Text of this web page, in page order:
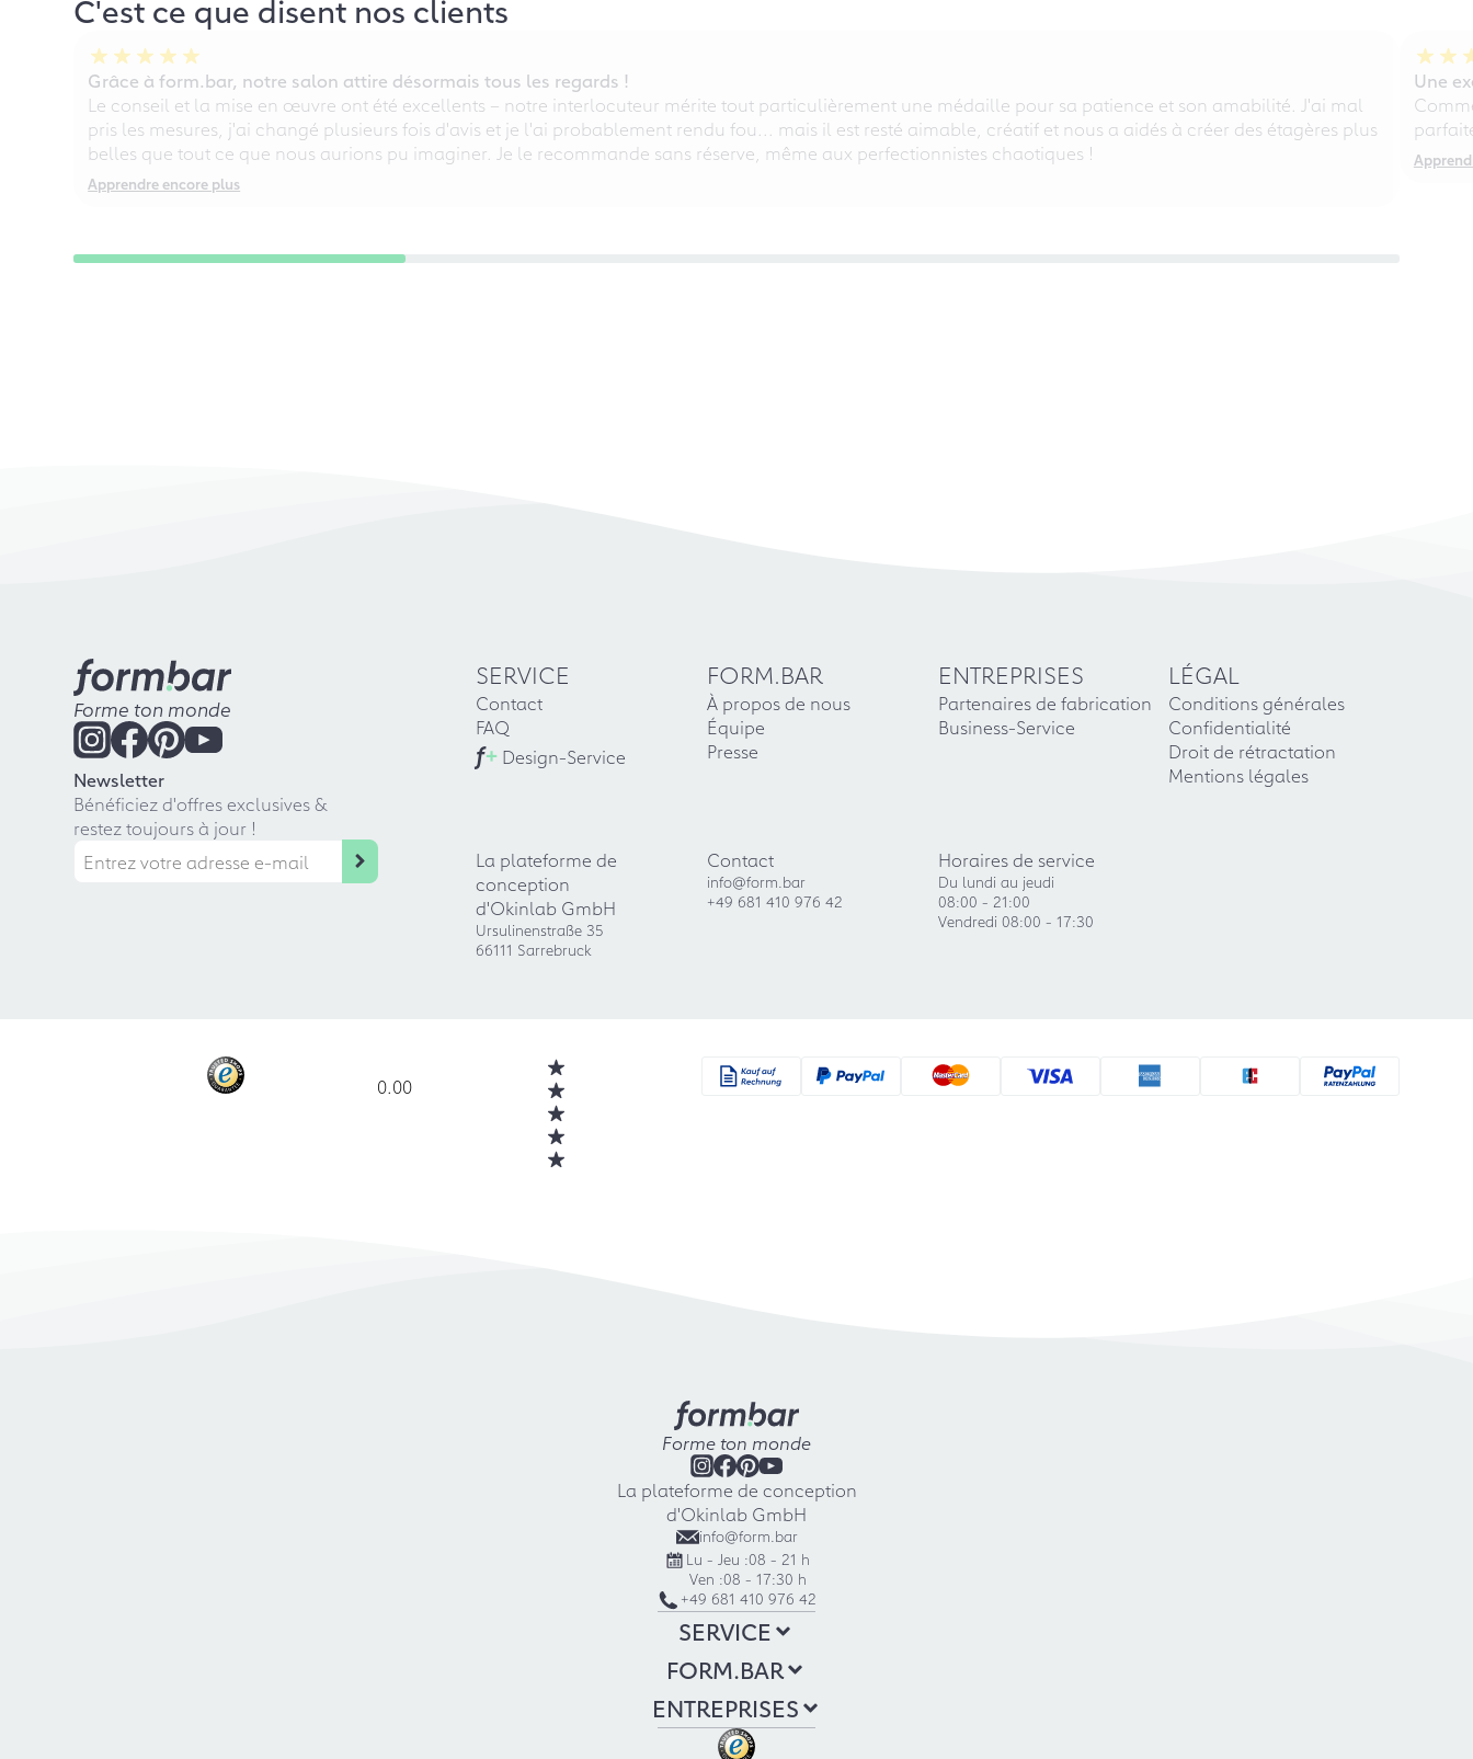
C'est ce que disent nos clients
Grâce à form.bar, notre salon attire désormais tous les regards !
Le conseil et la mise en œuvre ont été excellents – notre interlocuteur mérite tout particulièrement une médaille pour sa patience et son amabilité. J'ai mal
pris les mesures, j'ai changé plusieurs fois d'avis et je l'ai probablement rendu fou... mais il est resté aimable, créatif et nous a aidés à créer des étagères plus
belles que tout ce que nous aurions pu imaginer. Je le recommande sans réserve, même aux perfectionnistes chaotiques !
Apprendre encore plus
Une
Forme ton monde
Newsletter
Bénéficiez d'offres exclusives &
restez toujours à jour !
SERVICE
Contact
FAQ
f+ Design-Service
FORM.BAR
À propos de nous
Équipe
Presse
ENTREPRISES
Partenaires de fabrication
Business-Service
LÉGAL
Conditions générales
Confidentialité
Droit de rétractation
Mentions légales
La plateforme de
conception
d'Okinlab GmbH
Ursulinenstraße 35
66111 Sarrebruck
Contact
info@form.bar
+49 681 410 976 42
Horaires de service
Du lundi au jeudi
08:00 - 21:00
Vendredi 08:00 - 17:30
0.00
Forme ton monde
La plateforme de conception
d'Okinlab GmbH
info@form.bar
Lu - Jeu :08 - 21 h
Ven :08 - 17:30 h
+49 681 410 976 42
SERVICE
FORM.BAR
ENTREPRISES